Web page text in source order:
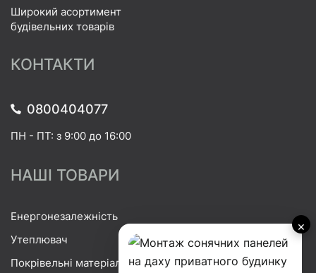
×
Широкий асортимент
будівельних товарів
КОНТАКТИ
0800404077
ПН - ПТ: з 9:00 до 16:00
НАШІ ТОВАРИ
Енергонезалежність
Утеплювач
Покрівельні матеріали